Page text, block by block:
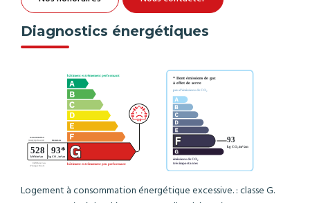
Diagnostics énergétiques
Logement à consommation énergétique excessive. : classe G.